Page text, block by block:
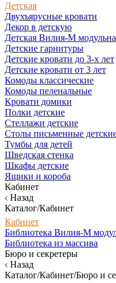
Детская
Двухъярусные кровати
Декор в детскую
Детская Вилия-М
Детские гарнитуры
Детские кровати до 3-х лет
Детские кровати от 3 лет
Комоды классические
Комоды пеленальные
Кровати домики
Полки детские
Стеллажи детские
Столы письменные
Тумбы для детей
Шведская стенка
Шкафы детские
Ящики и короба
Кабинет
Назад
Каталог/Кабинет
Кабинет
Библиотека Вилия-М
Библиотека из массива
Бюро и секретеры
Назад
Каталог/Кабинет/Бюро и